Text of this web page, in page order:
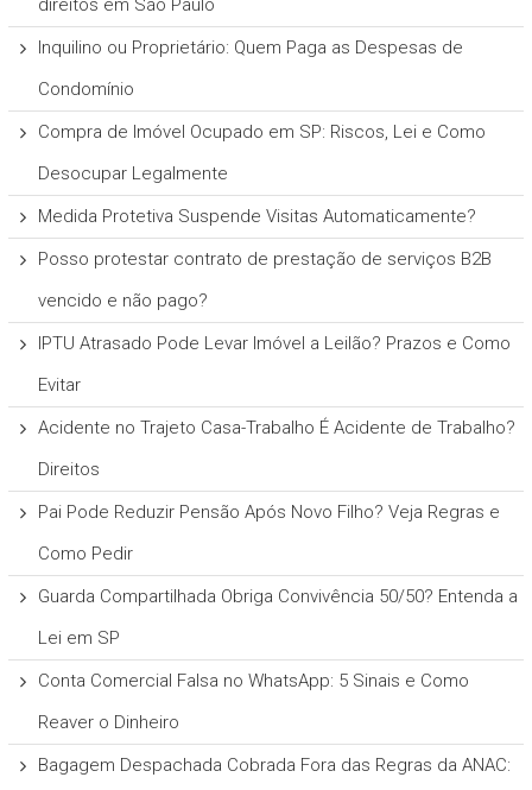
direitos em São Paulo
Inquilino ou Proprietário: Quem Paga as Despesas de
Condomínio
Compra de Imóvel Ocupado em SP: Riscos, Lei e Como
Desocupar Legalmente
Medida Protetiva Suspende Visitas Automaticamente?
Posso protestar contrato de prestação de serviços B2B
vencido e não pago?
IPTU Atrasado Pode Levar Imóvel a Leilão? Prazos e Como
Evitar
Acidente no Trajeto Casa-Trabalho É Acidente de Trabalho?
Direitos
Pai Pode Reduzir Pensão Após Novo Filho? Veja Regras e
Como Pedir
Guarda Compartilhada Obriga Convivência 50/50? Entenda a
Lei em SP
Conta Comercial Falsa no WhatsApp: 5 Sinais e Como
Reaver o Dinheiro
Bagagem Despachada Cobrada Fora das Regras da ANAC: